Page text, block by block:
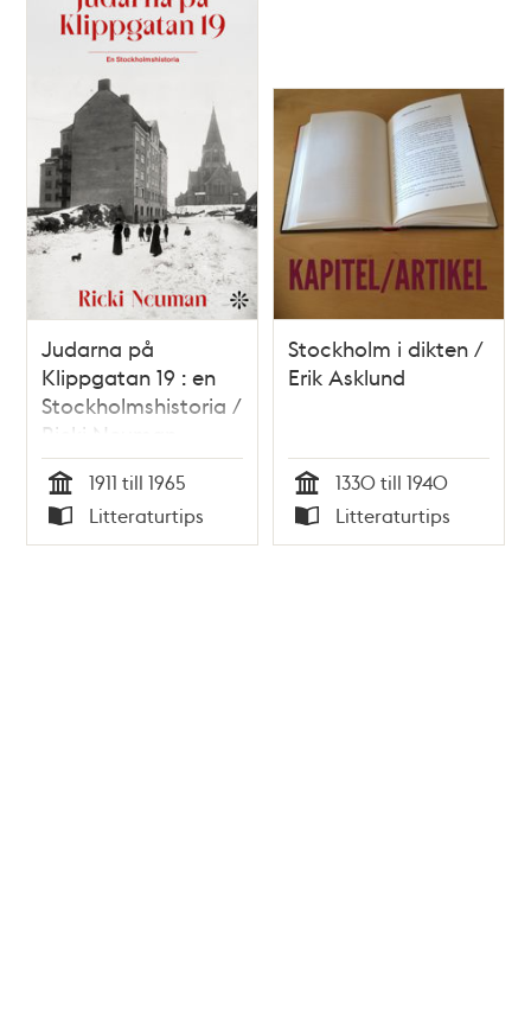
Judarna på
Klippgatan 19 : en
Stockholmshistoria /
Ricki Neuman
Tid
1911 till 1965
Typ
Litteraturtips
Stockholm i dikten /
Erik Asklund
Tid
1330 till 1940
Typ
Litteraturtips